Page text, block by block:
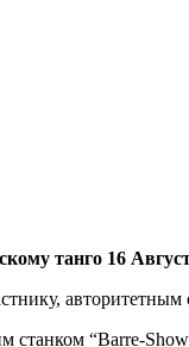
танго 16
авторитетным
станком “Barre-